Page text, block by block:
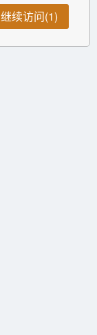
继续访问(1)